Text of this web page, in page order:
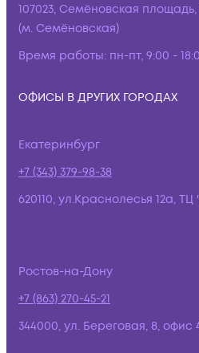
107023, Семёновская
(м. Семёновская)
Время работы: пн-пт, 9:00 -
ОФИСЫ В ДРУГИХ ГОРОДАХ
Екатеринбург
+7 (343) 379-98-38
620110, ул.Краснолесья 12а,
Ростов-на-Дону
+7 (863) 270-45-21
344000, ул. Береговая, 8, офис